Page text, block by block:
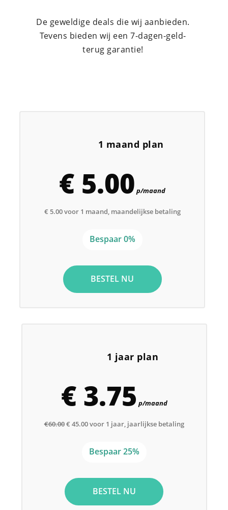
De geweldige deals die wij aanbieden.
Tevens bieden wij een 7-dagen-geld-
terug garantie!
1 maand plan
€ 5.00 p/maand
€ 5.00 voor 1 maand, maandelijkse betaling
Bespaar 0%
BESTEL NU
1 jaar plan
€ 3.75 p/maand
€60.00€ 45.00 voor 1 jaar, jaarlijkse betaling
Bespaar 25%
BESTEL NU